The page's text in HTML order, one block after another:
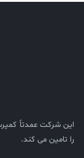
این شرکت عمدتاً
را تامین می کند.